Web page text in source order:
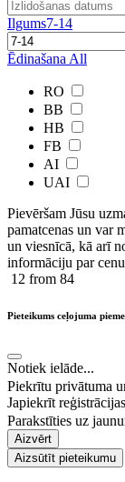
Ilgums7-14
Ēdinašana All
RO
BB
HB
FB
AI
UAI
Pievēršam Jūsu
pamatcenas un var
un viesnīcā, kā arī
informāciju par
12 from 84
Pieteikums ceļojuma
Notiek ielāde...
Piekrītu privātuma
Japiekrīt
Parakstīties uz
Aizvērt
Aizsūtīt pieteikumu